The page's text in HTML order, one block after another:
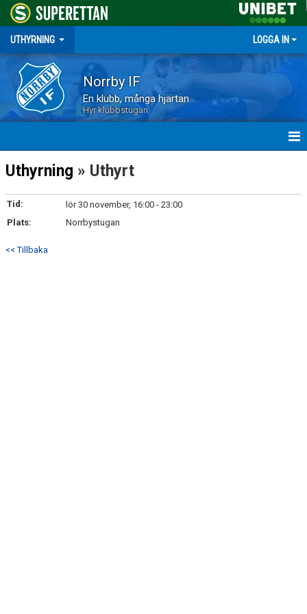
UTHYRNING LOGGA IN
Norrby IF
En klubb, många hjärtan
Hyr klubbstugan
HEM
NYHETER
BOKADE DATUM
Uthyrning » Uthyrt
Tid:
lör 30 november, 16:00 - 23:00
Plats:
Norrbystugan
<< Tillbaka